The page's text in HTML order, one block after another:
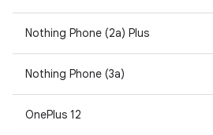
Nothing Phone (2a) Plus
Nothing Phone (3a)
OnePlus 12